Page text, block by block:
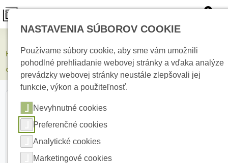
0
HIKVISION DS-KD-ACF1/Black Príslušenstvo pre montáž pod
omietku
NASTAVENIA SÚBOROV COOKIE
Používame súbory cookie, aby sme vám umožnili
pohodlné prehliadanie webovej stránky a vďaka analýze
prevádzky webovej stránky neustále zlepšovali jej
funkcie, výkon a použiteľnosť.
Nevyhnutné cookies
Preferenčné cookies
Analytické cookies
Marketingové cookies